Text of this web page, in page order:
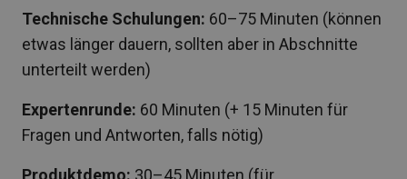
Technische Schulungen: 60–75 Minuten (können
etwas länger dauern, sollten aber in Abschnitte
unterteilt werden)
Expertenrunde: 60 Minuten (+ 15 Minuten für
Fragen und Antworten, falls nötig)
Produktdemo: 30–45 Minuten (für